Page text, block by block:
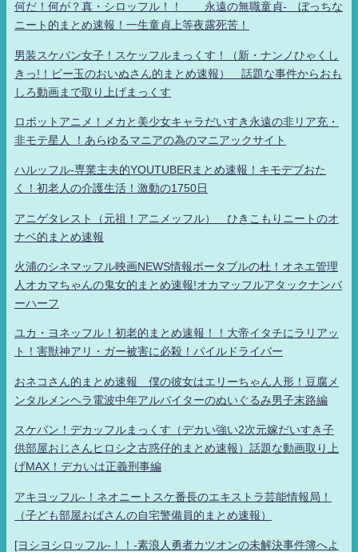
何だ！何が？真・シロッフル！！ 永遠の無職童貞- ぼっちな
ニート的まとめ速報！一生童貞上等夜露死苦！
男装スケバン女子！スケッフルまっくす！（新・ナンノひゃくし
きっ!！ビー玉のおいぬさん的まとめ速報） 話題な事件からおも
しろ動画まで取り上げまっくす
ロボットアニメ！メカと美少女キャラだいすき永遠の非リア充・
非モテ星人 ！あらゆるマニアの為のマニアックサイト
ハルッフル-専業主夫的YOUTUBERまとめ速報！キモデブおた
く！初老人の介護生活！激動の1750日
アニゲタレスト（元祖！アニメッフル） ひきこもりニートのオ
ナベ的まとめ速報
火浦のシネマッフル映画NEWS情報ポータブルの杜！オネエ管理
人オカマちゃんの鬼女的まとめ速報!オカマッフルアタックナンバ
ーハーフ
ユカ・ヨネッフル！初老的まとめ速報！！大帝イタチにラリアッ
ト！害獣神アリ・ガー被害に必殺！パイルドライバー
おネコさん的まとめ速報 僕の彼女はエリーちゃん人形！豆腐メ
ンタルメンヘラ電波中年アルバイターのぬいぐるみ男子末路編
スケバン！デカッフルまっくす（デカい強い2次元嫁だいすき子
供部屋おじさんヒロシ之古惑仔的まとめ速報）話題な動画取り上
げMAX！デカいは正義刑事編
アキヨッフル-！ネオニートスケ番長のエキストラ芸能情報局！
（子ども部屋おばさんの自宅警備員的まとめ速報）
[ヨシヨシロッフル-！！-素浪人勇者カツオンの未解決事件簿へよ